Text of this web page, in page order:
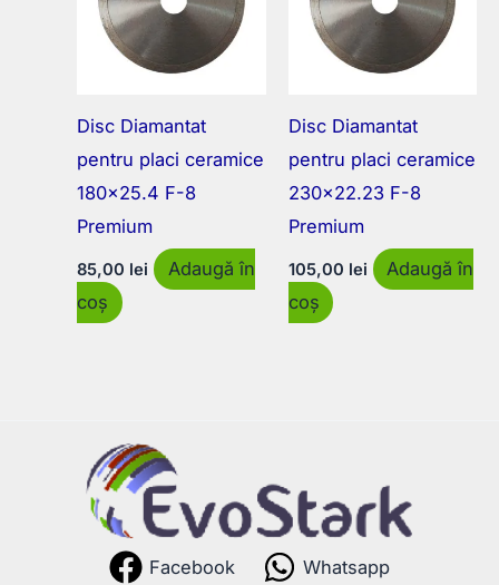
Disc Diamantat
pentru placi ceramice
180×25.4 F-8
Premium
85,00 lei
Adaugă în
coș
Disc Diamantat
pentru placi ceramice
230×22.23 F-8
Premium
105,00 lei
Adaugă în
coș
Facebook Whatsapp